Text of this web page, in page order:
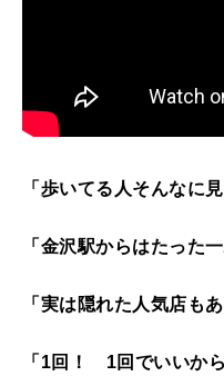
「歩いてる人そんなに
「金沢駅からはたった
「実は隠れた人気店もあ
「1回！ 1回でいいか